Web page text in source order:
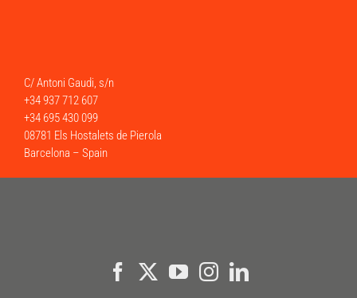
C/ Antoni Gaudi, s/n
+34 937 712 607
+34 695 430 099
08781 Els Hostalets de Pierola
Barcelona – Spain